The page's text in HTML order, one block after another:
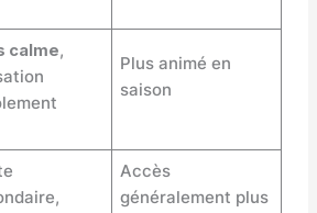
calme,
Plus animé en
saison
Accès
généralement plus